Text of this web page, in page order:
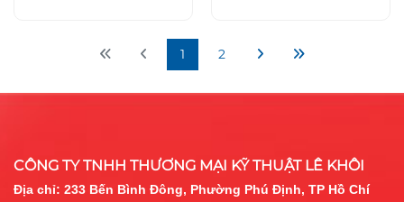
1 2
CÔNG TY TNHH THƯƠNG MẠI KỸ THUẬT LÊ KHÔI
Địa chỉ: 233 Bến Bình Đông, Phường Phú Định, TP Hồ Chí